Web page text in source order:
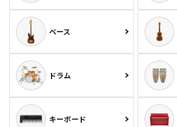
ベース
ドラム
キーボード